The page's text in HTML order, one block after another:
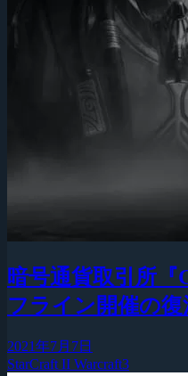
暗号通貨取引所
フライン開催の
2021年7月7日
StarCraft II Warcraft3